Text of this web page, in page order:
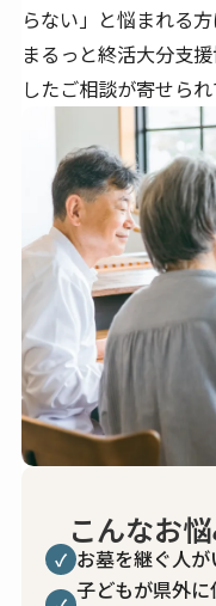
らない」と悩まれる
まるっと終活大分支
したご相談が寄せられ
こんなお
✓ お墓を継ぐ人が
子どもが県外